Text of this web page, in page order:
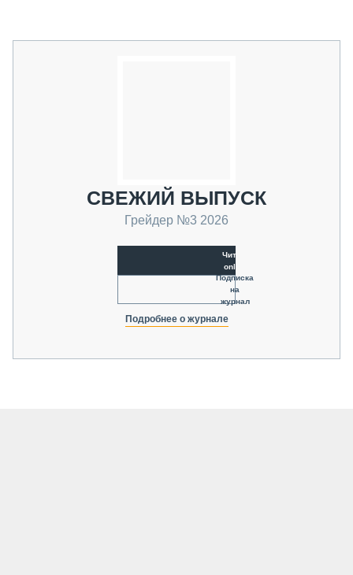
СВЕЖИЙ ВЫПУСК
Грейдер №3 2026
Читать
online
Подписка
на
журнал
Подробнее о журнале